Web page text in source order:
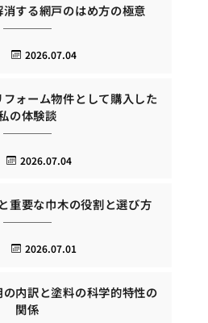
する網戸のはめ方の極意
2026.07.04
ォーム物件として購入した
の体験談
2026.07.04
重要な巾木の役割と選び方
2026.07.01
内訳と塗料の科学的特性の
関係